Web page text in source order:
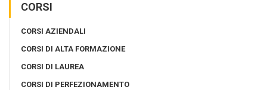
CORSI
CORSI AZIENDALI
CORSI DI ALTA FORMAZIONE
CORSI DI LAUREA
CORSI DI PERFEZIONAMENTO